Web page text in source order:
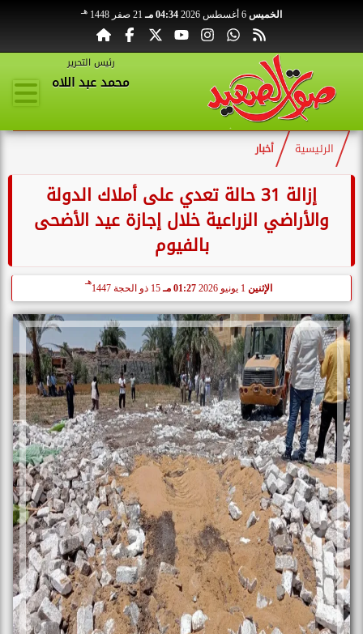
الخميس 04:34 مـ 21 صفر 1448 هـ
رئيس التحرير
محمد عبد اللاه
الرئيسية أخبار
إزالة 31 حالة تعدي على أملاك الدولة
والأراضي الزراعية خلال إجازة عيد الأضحى
بالفيوم
الإثنين 01:27 مـ 15 ذو الحجة 1447
هـ